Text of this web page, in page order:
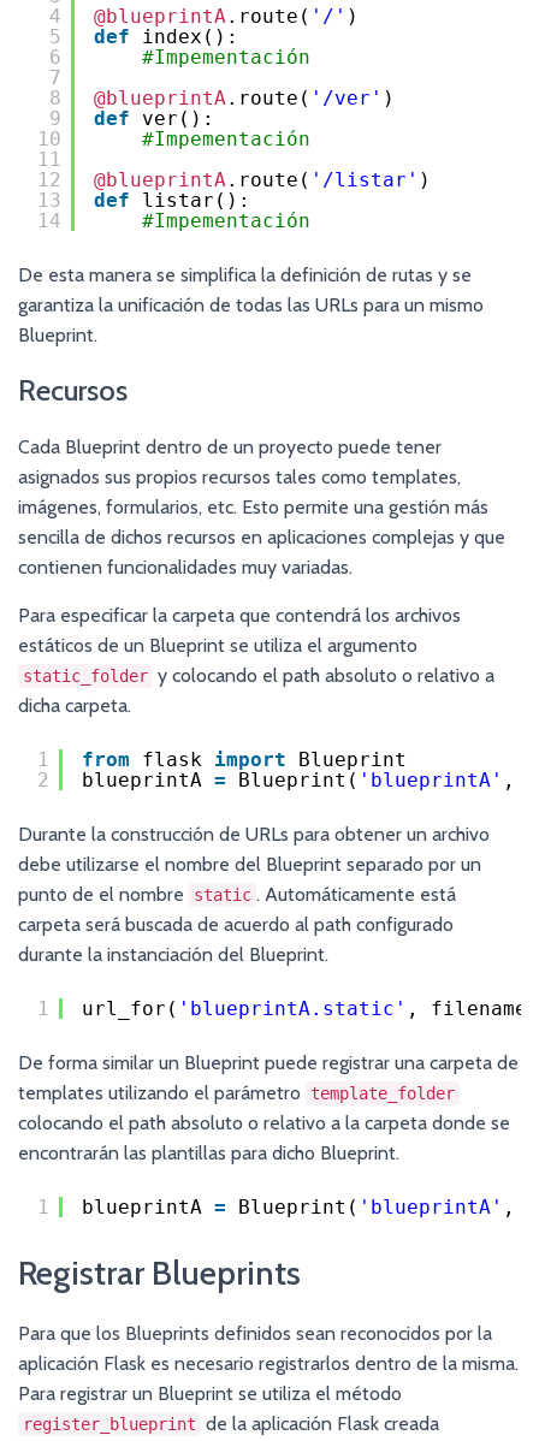
4
5
6
7
8
9
10
11
12
13
14
@blueprintA.route( '/' )
def
index():
#Impementación
@blueprintA.route( '/ver' )
def
ver():
#Impementación
@blueprintA.route( '/listar' )
def
listar():
#Impementación
De esta manera se simplifica la definición de rutas y se
garantiza la unificación de todas las URLs para un mismo
Blueprint.
Recursos
Cada Blueprint dentro de un proyecto puede tener
asignados sus propios recursos tales como templates,
imágenes, formularios, etc. Esto permite una gestión más
sencilla de dichos recursos en aplicaciones complejas y que
contienen funcionalidades muy variadas.
Para especificar la carpeta que contendrá los archivos
estáticos de un Blueprint se utiliza el argumento
static_folder y colocando el path absoluto o relativo a
dicha carpeta.
1
2
from flask import
Blueprint
blueprintA = Blueprint( 'blueprintA' ,
Durante la construcción de URLs para obtener un archivo
debe utilizarse el nombre del Blueprint separado por un
punto de el nombre
static . Automáticamente está
carpeta será buscada de acuerdo al path configurado
durante la instanciación del Blueprint.
1 url_for( 'blueprintA.static' , filename
De forma similar un Blueprint puede registrar una carpeta de
templates utilizando el parámetro
template_folder
colocando el path absoluto o relativo a la carpeta donde se
encontrarán las plantillas para dicho Blueprint.
1 blueprintA = Blueprint( 'blueprintA' ,
Registrar Blueprints
Para que los Blueprints definidos sean reconocidos por la
aplicación Flask es necesario registrarlos dentro de la misma.
Para registrar un Blueprint se utiliza el método
register_blueprint de la aplicación Flask creada